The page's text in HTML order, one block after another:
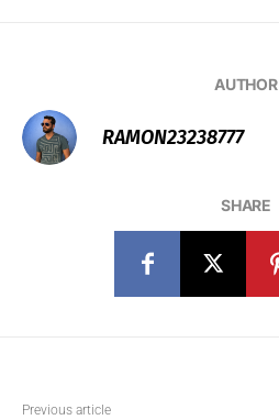
AUTHOR
RAMON23238777
SHARE
Previous article